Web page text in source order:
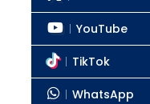
YouTube
TikTok
WhatsApp